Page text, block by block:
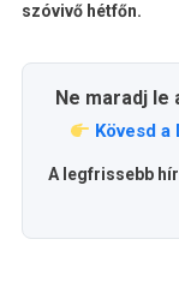
szóvivő hétfőn.
Ne maradj
Kövesd a
A legfrissebb